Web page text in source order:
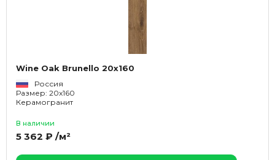
Wine Oak Brunello 20x160
Россия
Размер: 20x160
Керамогранит
В наличии
5 362 ₽ /м²